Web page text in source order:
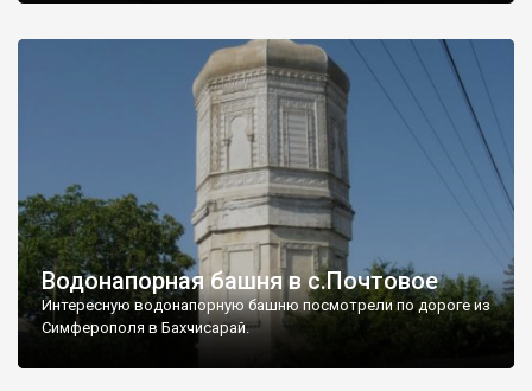
Водонапорная башня в с.Почтовое
Интересную водонапорную башню посмотрели по дороге из
Симферополя в Бахчисарай.